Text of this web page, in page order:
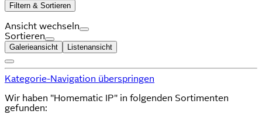
Filtern & Sortieren
Ansicht wechseln
Sortieren
Galerieansicht Listenansicht
Kategorie-Navigation überspringen
Wir haben "Homematic IP" in folgenden Sortimenten
gefunden: